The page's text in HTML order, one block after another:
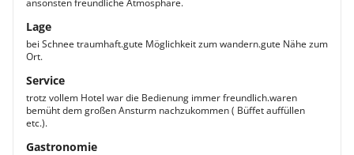
ansonsten freundliche Atmosphäre.
Lage
bei Schnee traumhaft.gute Möglichkeit zum wandern.gute Nähe zum
Ort.
Service
trotz vollem Hotel war die Bedienung immer freundlich.waren
bemüht dem großen Ansturm nachzukommen ( Büffet auffüllen
etc.).
Gastronomie